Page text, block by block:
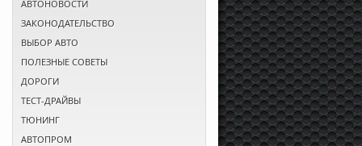
АВТОНОВОСТИ
ЗАКОНОДАТЕЛЬСТВО
ВЫБОР АВТО
ПОЛЕЗНЫЕ СОВЕТЫ
ДОРОГИ
ТЕСТ-ДРАЙВЫ
ТЮНИНГ
АВТОПРОМ